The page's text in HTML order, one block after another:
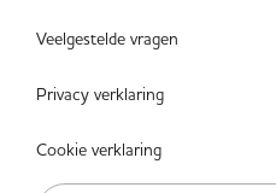
Veelgestelde vragen
Privacy verklaring
Cookie verklaring